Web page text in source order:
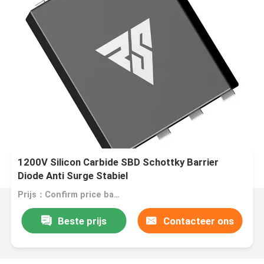
1200V Silicon Carbide SBD Schottky Barrier
Diode Anti Surge Stabiel
Prijs：Confirm price based on product
Beste prijs Contacteer ons